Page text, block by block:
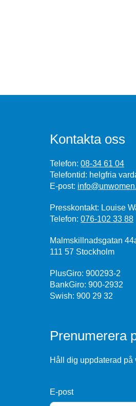
Kontakta oss
Telefon: 08-34 61 04
Telefontid: helgfria
E-post:
Presskontakt: Louise
Telefon: 076-102 33 88
Malmskillnadsgatan
111 57 Stockholm
PlusGiro: 900293-2
BankGiro: 900-2932
Swish: 900 29 32
Prenumerera
Håll dig uppdaterad
E-post